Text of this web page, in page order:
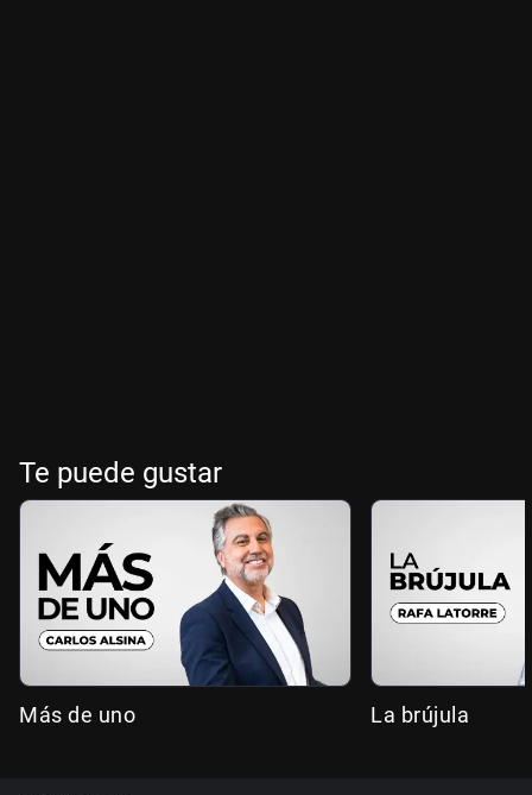
Te puede gustar
Más de uno La brújula